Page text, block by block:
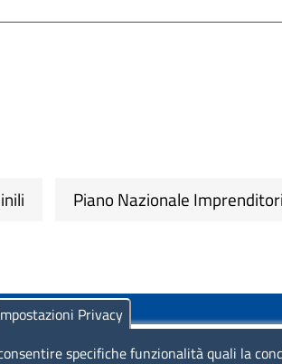
Piano Nazionale
Privacy
specifiche funzionalità quali la